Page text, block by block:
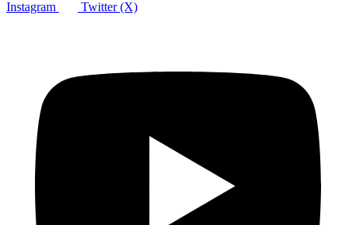
Instagram Twitter (X)